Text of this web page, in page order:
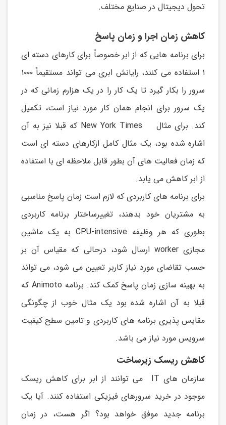
تحول دیجیتال در صنایع مختلف.
کاهش زمان اجرا و زمان پاسخ
برای برنامه هايی که از ابر خصوصاً برای کارهای دسته ای
۱ استفاده می کنند، رايانش ابری می تواند مستقیماً ۱۰۰۰
سرور را بکار گیرد تا يک کار را در يک هزارم زمانی که در
يک سرور برای انجام همان کار مورد نیاز است، تکمیل
کند. برای مثال New York Times که قبلا نیز به آن
اشاره شده بود، يک مثال کامل ازکارهای دسته ای است
که زمان فعالیت های آن بطور قابل ملاحظه ای با استفاده
از ابر کاهش می يابد.
برای برنامه های کاربردی که لازم است زمان پاسخ مناسبی
به مشتريان خود بدهند، تغییرساختار برنامه کاربردی
بطوری که هر وظیفه CPU-intensive به يک ماشین
مجازی worker ارسال شود، درحالی که مقیاس آن بر
حسب تقاضای مورد نیاز کاربر تعیین می شود، می تواند
به بهینه سازی زمان پاسخ کمک کند. برنامه Animoto که
قبلا به آن اشاره شده بود يک مثال خوب از چگونگی
مقايس پذيری برنامه های کاربردی و تامین سطح کیفیت
سرويس مورد نیاز می باشد.
کاهش ریسک زیرساخت
سازمان های IT می توانند از ابر برای کاهش ريسک
موجود در خريد سرورهای فیزيکی استفاده کنند. آیا یک
برنامه جديد موفق خواهد بود؟ اگر هست، در زمان